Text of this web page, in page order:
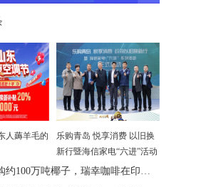
人薅羊毛的
乐购青岛 悦享消费 以旧换
新行暨海信家电“六进”活动
启动
未来五年采购约100万吨椰子，瑞幸咖啡在印尼“包了一群岛”